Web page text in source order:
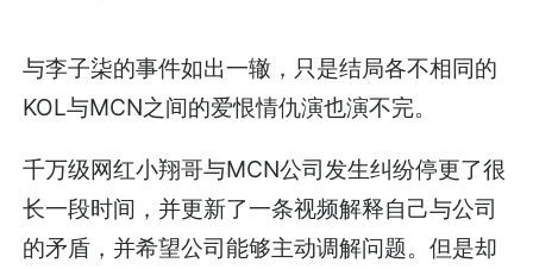
与李子柒的事件如出一辙，只是结局各不相同的
KOL与MCN之间的爱恨情仇演也演不完。
千万级网红小翔哥与MCN公司发生纠纷停更了很
长一段时间，并更新了一条视频解释自己与公司
的矛盾，并希望公司能够主动调解问题。但是却